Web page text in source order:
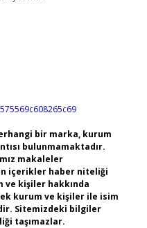
bir marka, kurum
bulunmamaktadır.
makaleler
içerikler haber niteliği
ve kişiler hakkında
kurum ve kişiler ile isim
Sitemizdeki bilgiler
taşımazlar.